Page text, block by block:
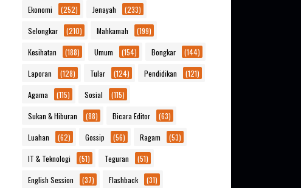
Ekonomi (252) Jenayah (233)
Selongkar (210) Mahkamah (199)
Kesihatan (188) Umum (154) Bongkar (144)
Laporan (128) Tular (124) Pendidikan (121)
Agama (115) Sosial (115)
Sukan & Hiburan (88) Bicara Editor (63)
Luahan (62) Gossip (56) Ragam (53)
IT & Teknologi (51) Teguran (51)
English Session (37) Flashback (31)